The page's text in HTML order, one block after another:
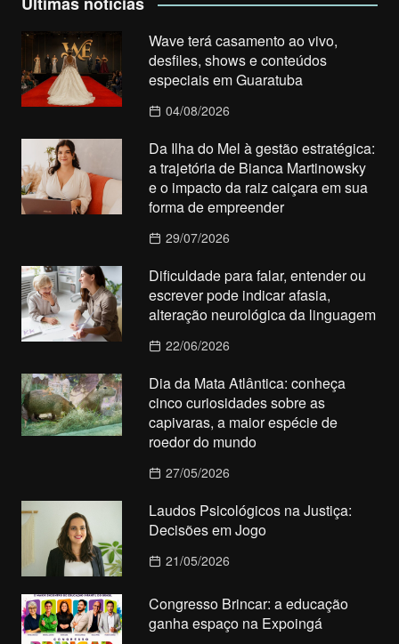
Wave terá casamento ao vivo,
desfiles, shows e conteúdos
especiais em Guaratuba
04/08/2026
Da Ilha do Mel à gestão estratégica:
a trajetória de Bianca Martinowsky
e o impacto da raiz caiçara em sua
forma de empreender
29/07/2026
Dificuldade para falar, entender ou
escrever pode indicar afasia,
alteração neurológica da linguagem
22/06/2026
Dia da Mata Atlântica: conheça
cinco curiosidades sobre as
capivaras, a maior espécie de
roedor do mundo
27/05/2026
Laudos Psicológicos na Justiça:
Decisões em Jogo
21/05/2026
Congresso Brincar: a educação
ganha espaço na Expoingá